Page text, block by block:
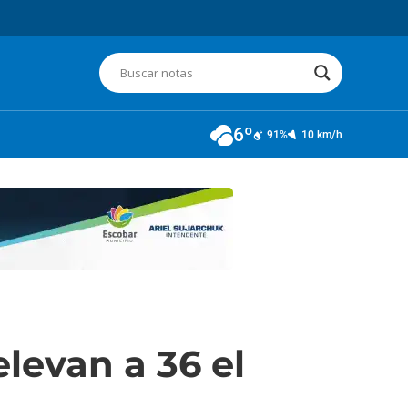
6º 91% 10 km/h
a 36 el